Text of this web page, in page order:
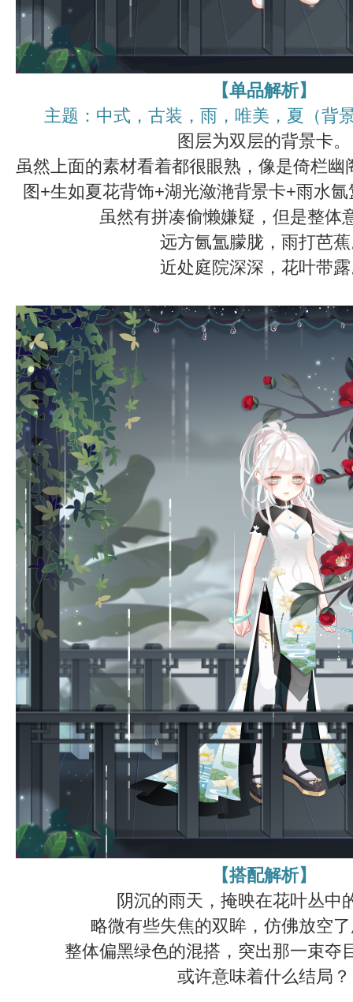
【单品解析】
主题：中式，古装，雨，唯美，夏（背
图层为双层的背景卡。
虽然上面的素材看着都很眼熟，像是倚栏幽
图+生如夏花背饰+湖光潋滟背景卡+雨水
虽然有拼凑偷懒嫌疑，但是整体
远方氤氲朦胧，雨打芭
近处庭院深深，花叶带
【搭配解析】
阴沉的雨天，掩映在花叶丛中
略微有些失焦的双眸，仿佛放空
整体偏黑绿色的混搭，突出那一束夺
或许意味着什么结局？